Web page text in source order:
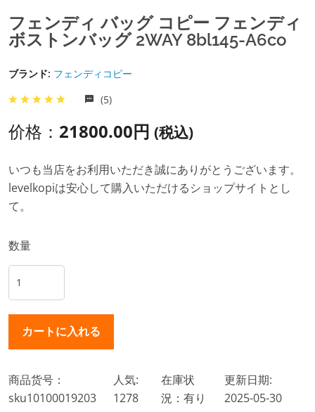
フェンディ バッグ コピー フェンディ
ボストンバッグ 2WAY 8bl145-A6co
ブランド: フェンディコピー
(5)
价格： 21800.00円 (税込)
いつも当店をお利用いただき誠にありがとうございます。
levelkopiは安心して購入いただけるショップサイトとし
て。
数量
商品货号：
sku10100019203
人気:
1278
在庫状
況：有り
更新日期:
2025-05-30